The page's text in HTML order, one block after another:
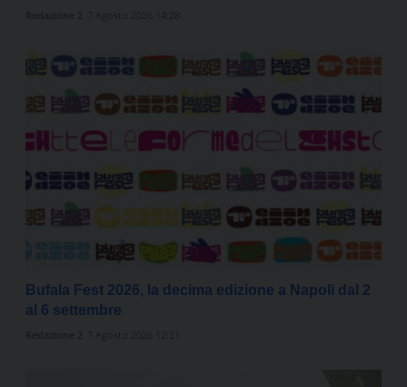
Bufala Fest 2026, la decima edizione a Napoli dal 2
al 6 settembre